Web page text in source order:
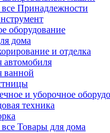
все Принадлежности
оборудование
дома
и отделка
автомобиля
ванной
и уборочное
техника
все Товары для дома